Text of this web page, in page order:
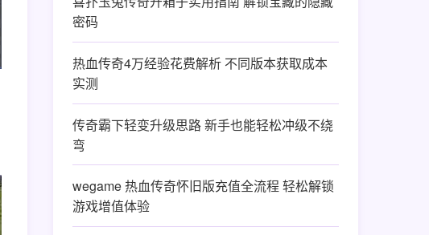
密码
热血传奇4万经验花费解析 不同版本获取成本
实测
传奇霸下轻变升级思路 新手也能轻松冲级不绕
弯
wegame 热血传奇怀旧版充值全流程 轻松解锁
游戏增值体验